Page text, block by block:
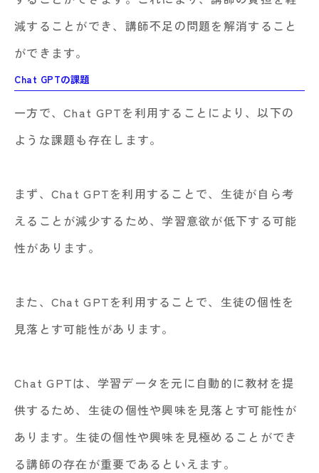
減することができ、講師不足の問題を解消すること
ができます。
Chat GPTの課題
一方で、Chat GPTを利用することにより、以下の
ような課題も存在します。
まず、Chat GPTを利用することで、生徒が自ら考
えることが減少するため、学習意欲が低下する可能
性があります。
また、Chat GPTを利用することで、生徒の個性を
見落とす可能性があります。
Chat GPTは、学習データを元に自動的に教材を提
供するため、生徒の個性や興味を見落とす可能性が
あります。生徒の個性や興味を見極めることができ
る講師の存在が重要であるといえます。